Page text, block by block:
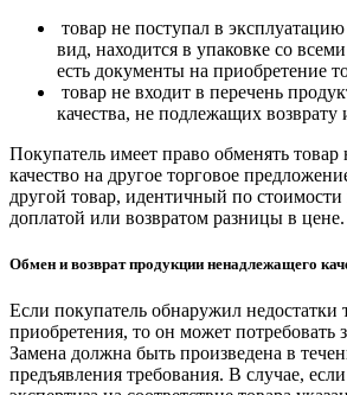
товар не поступал в
вид, находится в упаковке со
есть документы на приобретение
товар не входит в перечень
качества, не подлежащих возврату
Покупатель имеет право обменять
качество на другое торговое
другой товар, идентичный по
доплатой или возвратом разницы в цене.
Обмен и возврат продукции ненадлежащего
Если покупатель обнаружил недостатки
приобретения, то он может потребовать
Замена должна быть произведена в
предъявления требования. В случае, если